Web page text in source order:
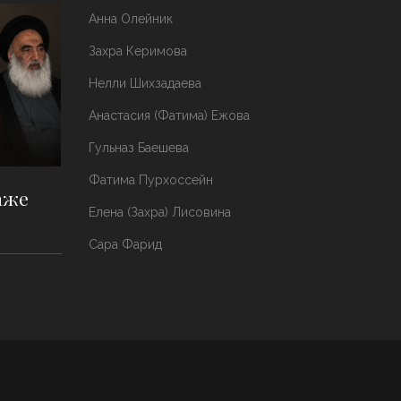
Анна Олейник
Захра Керимова
Нелли Шихзадаева
Анастасия (Фатима) Ежова
Гульназ Баешева
Фатима Пурхоссейн
Елена (Захра) Лисовина
Сара Фарид